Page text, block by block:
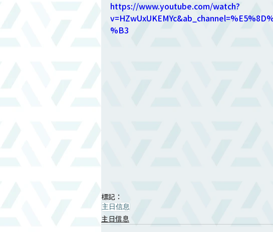
https://www.youtube.com/watch?
%B3
標記：
主日信息
主日信息